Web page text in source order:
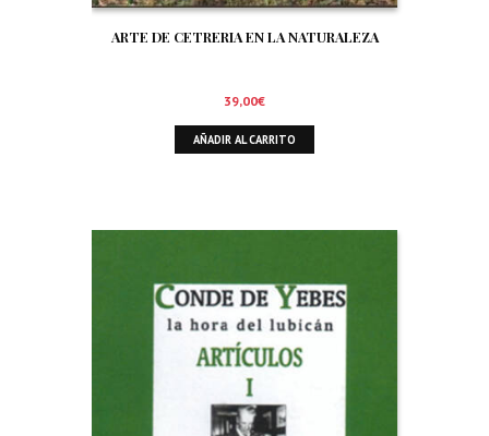
ARTE DE CETRERIA EN LA NATURALEZA
39,00€
AÑADIR AL CARRITO